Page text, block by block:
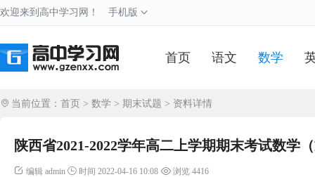
欢迎来到高中学习网！ 手机版
首页 语文 数学
当前位置： 首页 > 数学 > 期末试题 > 资料详情
陕西省2021-2022学年高二上学期期末考试数学
编辑 admin 时间 2022-04-16 10:08 浏览 4416